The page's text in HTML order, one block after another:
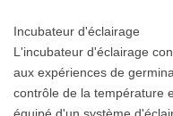
Incubateur d'éclairage
L'incubateur d'éclairage
aux expériences de
contrôle de la température
équipé d'un système